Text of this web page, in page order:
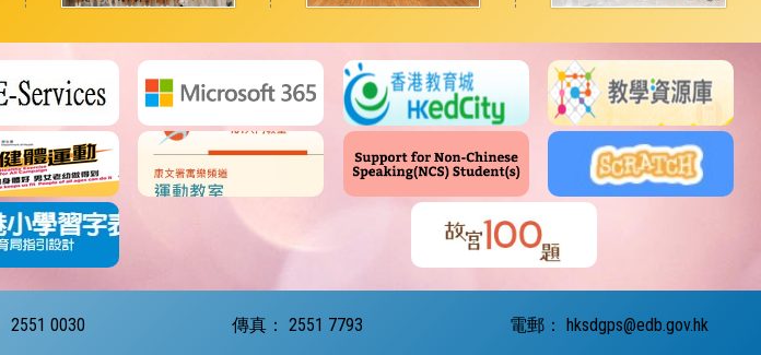
2551 0030 傳真： 2551 7793 電郵： hksdgps@edb.gov.hk